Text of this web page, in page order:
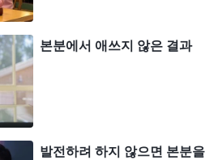
족하며 과거의 성과에 파묻혀
니다. 어떻게 하면 내가 더 편
수 있는지만 고민하며 예전처
잘하려고 하지 않았습니다.
을 보고도 제때 해결하지 않았
번이나 저를 일깨워 주었는데
본분에서 애쓰지 않은 결과
발전하려 하지 않으면 본분을